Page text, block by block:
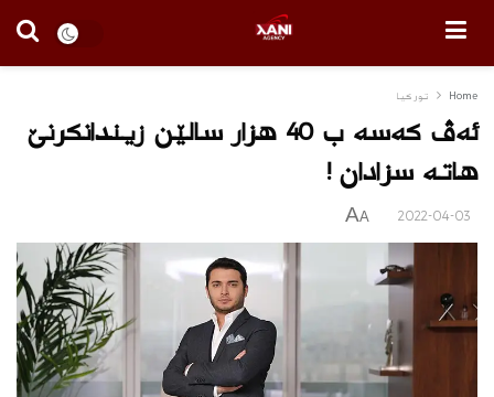
Home توركیا
ئه‌ڤ كه‌سه‌ ب 40 هزار سالێن زیندانكرنێ
هاته‌ سزادان !
2022-04-03
A
A